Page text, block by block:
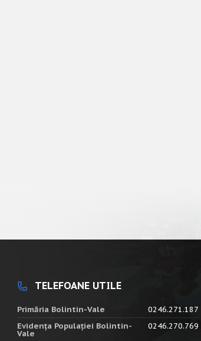
TELEFOANE UTILE
Primăria Bolintin-Vale
0246.271.187
Evidența Populației Bolintin-
Vale
0246.270.769